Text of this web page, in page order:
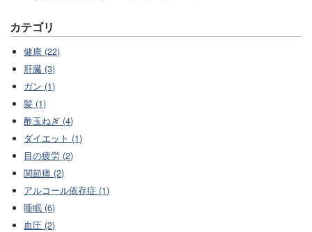
カテゴリ
健康 (22)
肝臓 (3)
ガン (1)
髪 (1)
酢玉ねぎ (4)
ダイエット (1)
目の疲労 (2)
関節痛 (2)
アルコール依存症 (1)
睡眠 (6)
血圧 (2)